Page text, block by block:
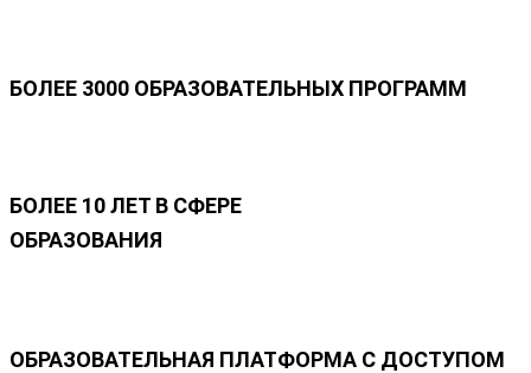
БОЛЕЕ 3000 ОБРАЗОВАТЕЛЬНЫХ ПРОГРАММ
БОЛЕЕ 10 ЛЕТ В СФЕРЕ
ОБРАЗОВАНИЯ
ОБРАЗОВАТЕЛЬНАЯ ПЛАТФОРМА С ДОСТУПОМ